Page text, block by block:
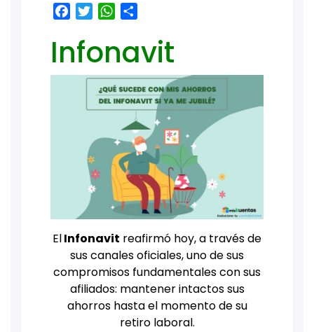
Facebook
TwitterWhatsApp
Infonavit
ElInfonavit reafirmó hoy, a través de
sus canales oficiales, uno de sus
compromisos fundamentales con sus
afiliados: mantener intactos sus
ahorros hasta el momento de su
retiro laboral.